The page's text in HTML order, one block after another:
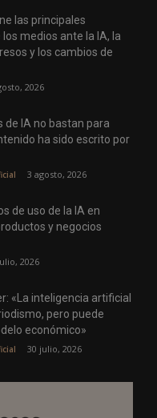
las principales
medios ante la IA, la
y los cambios de
2026
de IA no bastan para
ha sido escrito por
3 agosto, 2026
de uso de la IA en
y negocios
2026
«La inteligencia artificial
pero puede
económico»
30 julio, 2026